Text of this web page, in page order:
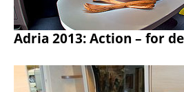
Adria 2013: Action – for